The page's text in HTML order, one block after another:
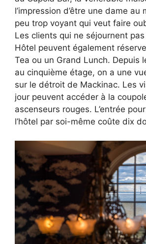
l’impression d’être une dame au
peu trop voyant qui veut faire
Les clients qui ne séjournent
Hôtel peuvent également
Tea ou un Grand Lunch. Depuis
au cinquième étage, on a une
sur le détroit de Mackinac. Les
jour peuvent accéder à la
ascenseurs rouges. L’entrée
l’hôtel par soi-même coûte dix